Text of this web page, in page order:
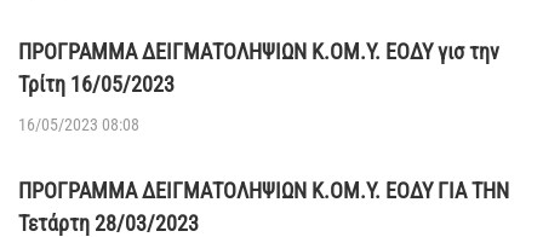
ΠΡΟΓΡΑΜΜΑ ΔΕΙΓΜΑΤΟΛΗΨΙΩΝ Κ.ΟΜ.Υ. ΕΟΔΥ γισ την
Τρίτη 16/05/2023
16/05/2023 08:08
ΠΡΟΓΡΑΜΜΑ ΔΕΙΓΜΑΤΟΛΗΨΙΩΝ Κ.ΟΜ.Υ. ΕΟΔΥ ΓΙΑ ΤΗΝ
Τετάρτη 28/03/2023